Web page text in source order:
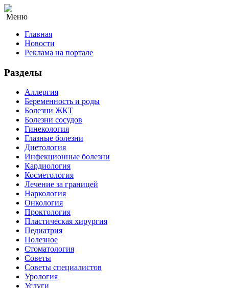
Меню
Главная
Новости
Реклама на портале
Разделы
Аллергия
Беременность и роды
Болезни ЖКТ
Болезни сосудов
Гинекология
Глазные болезни
Диетология
Инфекционные болезни
Кардиология
Косметология
Лечение за границей
Наркология
Онкология
Проктология
Пластическая хирургия
Педиатрия
Полезное
Стоматология
Советы
Советы специалистов
Урология
Услуги